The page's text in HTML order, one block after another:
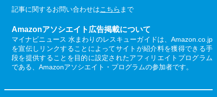
記事に関するお問い合わせはこちら まで
Amazonアソシエイト広告掲載について
マイナビニュース 水まわりのレスキューガイドは、Amazon.co.jp
を宣伝しリンクすることによってサイトが紹介料を獲得できる手
段を提供することを目的に設定されたアフィリエイトプログラム
である、Amazonアソシエイト・プログラムの参加者です。